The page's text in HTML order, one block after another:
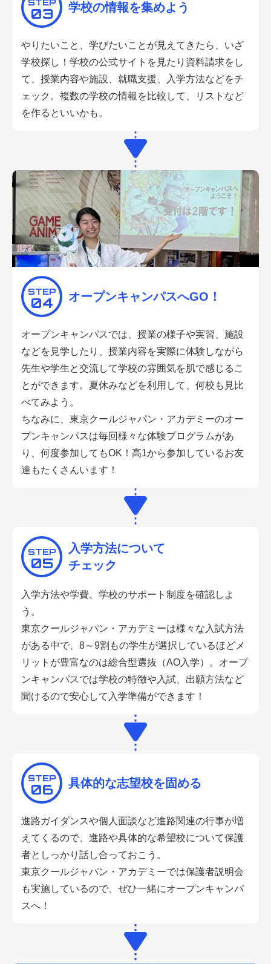
STEP
03 学校の情報を集めよう
やりたいこと、学びたいことが見えてきたら、いざ
学校探し！学校の公式サイトを見たり資料請求をし
て、授業内容や施設、就職支援、入学方法などをチ
ェック。複数の学校の情報を比較して、リストなど
を作るといいかも。
STEP
04 オープンキャンパスへGO！
オープンキャンパスでは、授業の様子や実習、施設
などを見学したり、授業内容を実際に体験しながら
先生や学生と交流して学校の雰囲気を肌で感じるこ
とができます。夏休みなどを利用して、何校も見比
べてみよう。
ちなみに、東京クールジャパン・アカデミーのオー
プンキャンパスは毎回様々な体験プログラムがあ
り、何度参加してもOK！高1から参加しているお友
達もたくさんいます！
STEP
05
入学方法について
チェック
入学方法や学費、学校のサポート制度を確認しよ
う。
東京クールジャパン・アカデミーは様々な入試方法
がある中で、8～9割もの学生が選択しているほどメ
リットが豊富なのは総合型選抜（AO入学）。オープ
ンキャンパスでは学校の特徴や入試、出願方法など
聞けるので安心して入学準備ができます！
STEP
06 具体的な志望校を固める
進路ガイダンスや個人面談など進路関連の行事が増
えてくるので、進路や具体的な希望校について保護
者としっかり話し合っておこう。
東京クールジャパン・アカデミーでは保護者説明会
も実施しているので、ぜひ一緒にオープンキャンパ
スへ！